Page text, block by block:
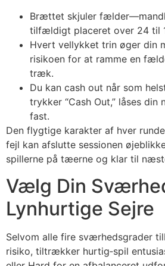
Brættet skjuler
tilfældigt placeret over 24 til
Hvert vellykket trin øger din
risikoen for at ramme en
træk.
Du kan cash out når som
trykker “Cash Out,” låses
fast.
Den flygtige karakter af hver
fejl kan afslutte sessionen
spillerne på tæerne og klar til
Vælg Din
Lynhurtige Sejre
Selvom alle fire sværhedsgrader
risiko, tiltrækker hurtig‑spil